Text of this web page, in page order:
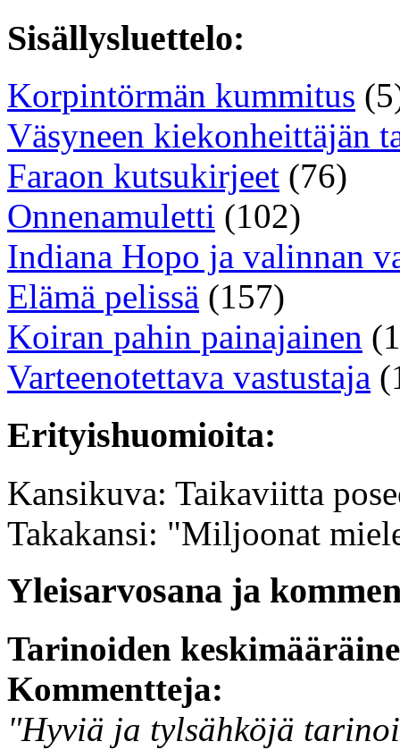
Sisällysluettelo:
Korpintörmän kummitus
Väsyneen kiekonheittäjän
Faraon kutsukirjeet (76)
Onnenamuletti (102)
Indiana Hopo ja valinnan
Elämä pelissä (157)
Koiran pahin painajainen
Varteenotettava vastustaja
Erityishuomioita:
Kansikuva: Taikaviitta
Takakansi: "Miljoonat
Yleisarvosana ja
Tarinoiden
Kommentteja:
"Hyviä ja tylsähköjä